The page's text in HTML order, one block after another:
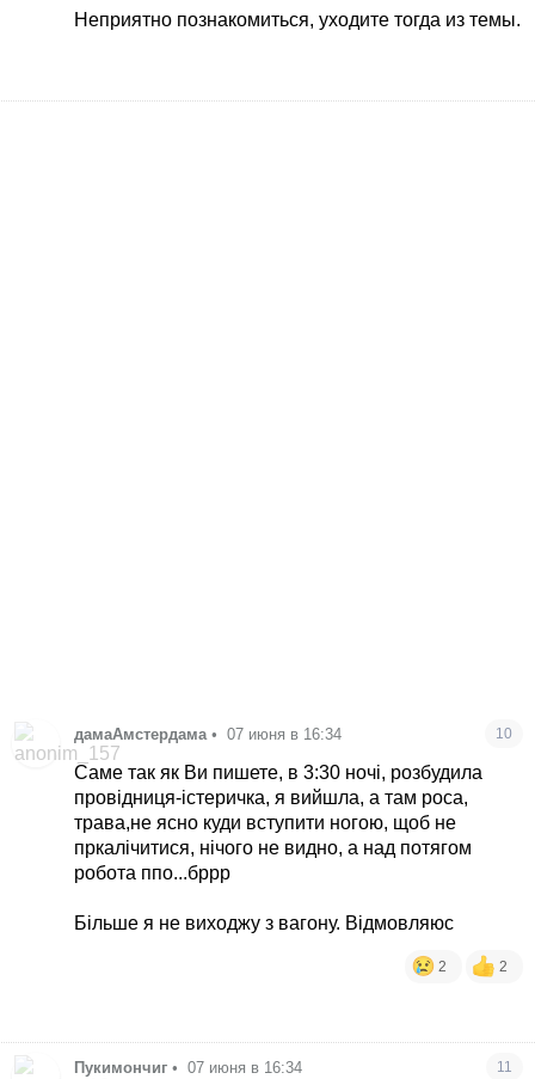
Неприятно познакомиться, уходите тогда из темы.
дамаАмстердама • 07 июня в 16:34 10
Саме так як Ви пишете, в 3:30 ночі, розбудила
провідниця-істеричка, я вийшла, а там роса,
трава,не ясно куди вступити ногою, щоб не
пркалічитися, нічого не видно, а над потягом
робота ппо...бррр
Більше я не виходжу з вагону. Відмовляюс
2 2
Пукимончиг • 07 июня в 16:34 11